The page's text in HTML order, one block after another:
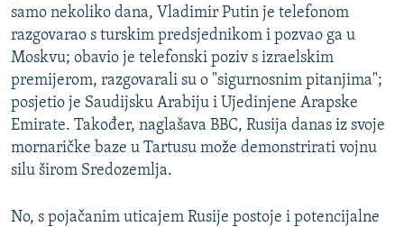
samo nekoliko dana, Vladimir Putin je telefonom
razgovarao s turskim predsjednikom i pozvao ga u
Moskvu; obavio je telefonski poziv s izraelskim
premijerom, razgovarali su o "sigurnosnim pitanjima";
posjetio je Saudijsku Arabiju i Ujedinjene Arapske
Emirate. Također, naglašava BBC, Rusija danas iz svoje
mornaričke baze u Tartusu može demonstrirati vojnu
silu širom Sredozemlja.
No, s pojačanim uticajem Rusije postoje i potencijalne